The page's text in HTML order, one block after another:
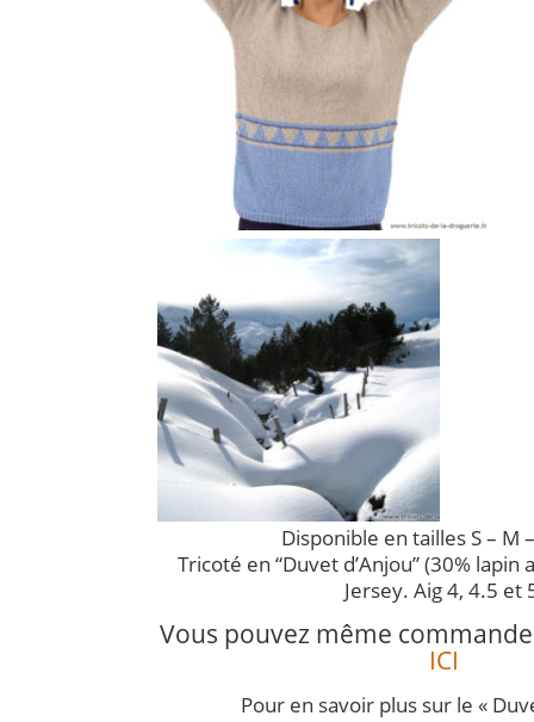
Disponible en tailles S – M
Tricoté en “Duvet d’Anjou” (30% lapin
Jersey. Aig 4, 4.5 et
Vous pouvez même
ICI
Pour en savoir plus sur le «